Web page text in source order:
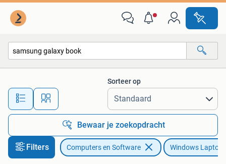
Alle afstanden…
Sorteer op
Bewaar je zoekopdracht
Filters Computers en Software Windows Laptops